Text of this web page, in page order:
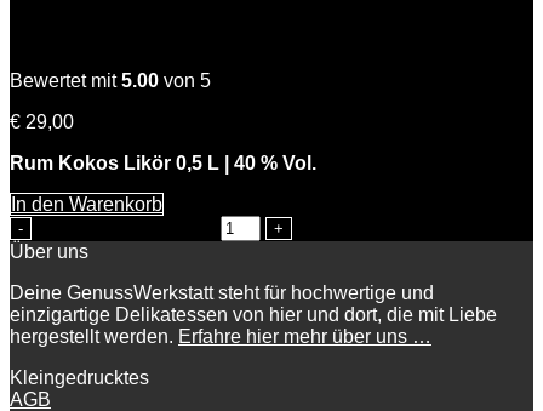
Bewertet mit5.00 von 5
€ 29,00
Rum Kokos Likör 0,5 L | 40 % Vol.
In den Warenkorb
Über uns
Deine GenussWerkstatt steht für hochwertige und
einzigartige Delikatessen von hier und dort, die mit Liebe
hergestellt werden. Erfahre hier mehr über uns …
Kleingedrucktes
AGB